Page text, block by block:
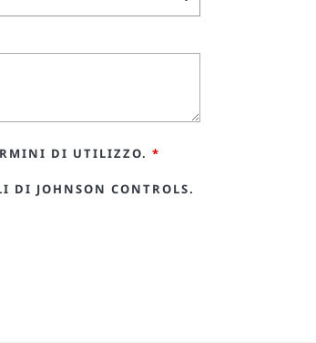
DI UTILIZZO. *
DI JOHNSON CONTROLS.